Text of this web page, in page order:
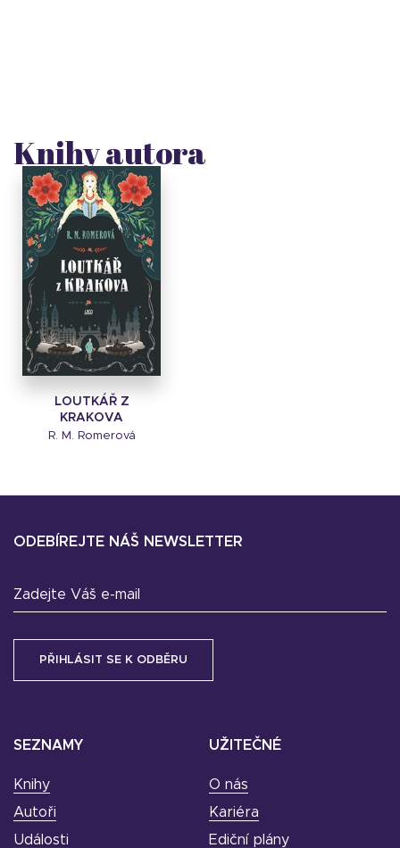
Knihy autora
LOUTKÁŘ Z
KRAKOVA
R. M. Romerová
SEZNAMY
Knihy
Autoři
Události
UŽITEČNÉ
O nás
Kariéra
Ediční plány
ODEBÍREJTE NÁŠ NEWSLETTER
Zadejte Váš e-mail